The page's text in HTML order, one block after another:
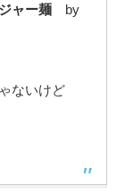
ャー麺 by
ゃないけど